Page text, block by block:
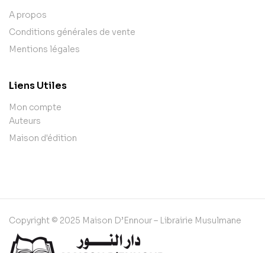
A propos
Conditions générales de vente
Mentions légales
Liens Utiles
Mon compte
Auteurs
Maison d'édition
Copyright © 2025 Maison D’Ennour – Librairie Musulmane